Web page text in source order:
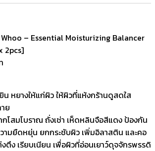
– Essential Moisturizing Balancer
2pcs]
หยางให้แก่ผิว ให้ผิวที่แห้งกร้านดูสดใส
ย
โสมโบราณ ถั่งเช่า เห็ดหลินจือสีแดง ป้องกัน
ามยืดหยุ่น ยกกระชับผิว เพิ่มอิลาสติน และคอ
งตึง เรียบเนียน เพื่อผิวที่อ่อนเยาว์ดุจจักรพรรดิ